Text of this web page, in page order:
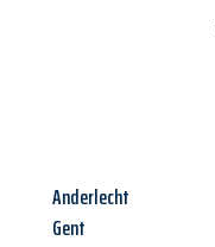
Anderlecht
Gent